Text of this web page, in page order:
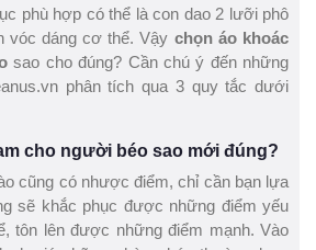
phù hợp có thể là con dao 2 lưỡi phô
vóc dáng cơ thể. Vậy chọn áo khoác
sao cho đúng? Cần chú ý đến những
phân tích qua 3 quy tắc dưới
cho người béo sao mới đúng?
cũng có nhược điểm, chỉ cần bạn lựa
sẽ khắc phục được những điểm yếu
tôn lên được những điểm mạnh. Vào